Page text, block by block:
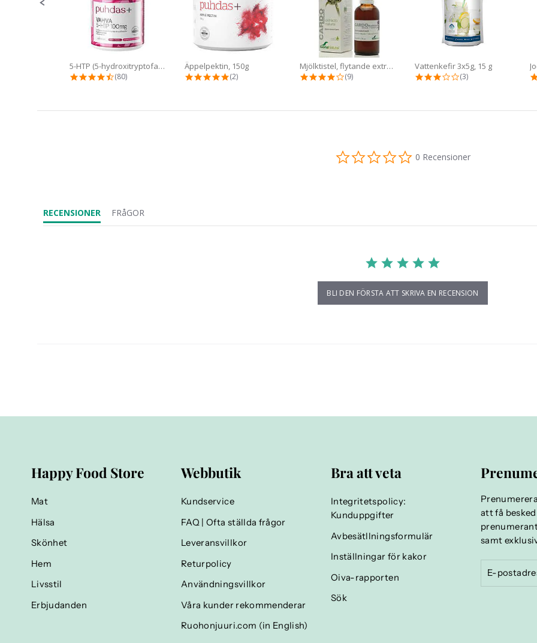
5-HTP (5-hydroxitryptofan), 100 mg
4.5 star rating
(80)
Äppelpektin, 150g
5.0 star rating
(2)
Mjölktistel, flytande extrakt, 50...
4.2 star rating
(9)
Vattenkefir 3x5g, 15 g
3.0 star rating
(3)
0.0
star
0 Recensioner
RECENSIONER
FRåGOR
BLI DEN FÖRSTA ATT SKRIVA EN RECENSION
Happy Food Store
Mat
Hälsa
Skönhet
Hem
Livsstil
Erbjudanden
Webbutik
Kundservice
FAQ | Ofta ställda frågor
Leveransvillkor
Returpolicy
Användningsvillkor
Våra kunder rekommenderar
Ruohonjuuri.com (in English)
Bra att veta
Integritetspolicy:
Kunduppgifter
Avbesätllningsformulär
Inställningar för kakor
Oiva-rapporten
Sök
att få
samt
postadress